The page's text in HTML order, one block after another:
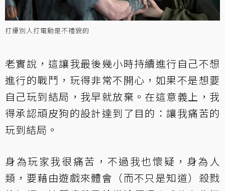
打擾別人打電動是不禮貌的
老實說，這讓我最後幾小時持續進行自己不想
進行的戰鬥，玩得非常不開心，如果不是想要
自己玩到結局，我早就放棄。在這意義上，我
得承認頑皮狗的設計達到了目的：讓我痛苦的
玩到結局。
身為玩家我很痛苦，不過我也懷疑，身為人
類，要藉由遊戲來體會（而不只是知道）殺戮